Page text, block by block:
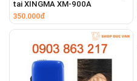
tai XINGMA XM-900A
350.000đ